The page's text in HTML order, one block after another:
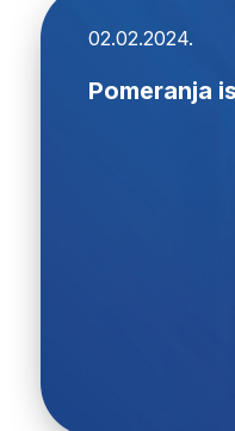
02.02.2024.
Pomeranja